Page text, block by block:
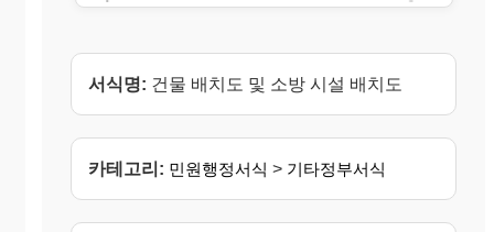
서식명: 건물 배치도 및 소방 시설 배치도
카테고리: 민원행정서식 > 기타정부서식